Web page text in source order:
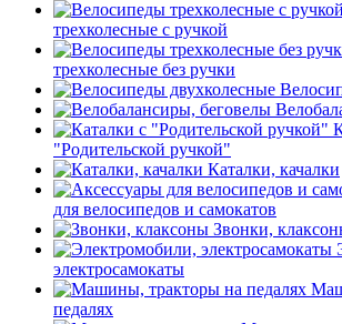
трехколесные с ручкой
трехколесные без ручки
"Родительской ручкой"
Каталки, качалки
для велосипедов и самокатов
Звонки,
электросамокаты
педалях